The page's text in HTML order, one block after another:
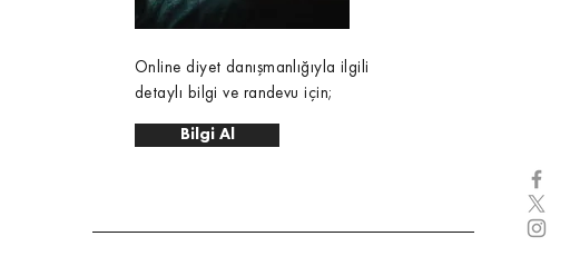
Online diyet danışmanlığıyla ilgili
detaylı bilgi ve randevu için;
Bilgi Al